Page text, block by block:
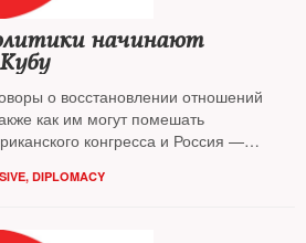
начинают
о восстановлении отношений
как им могут помешать
конгресса и Россия —
, DIPLOMACY